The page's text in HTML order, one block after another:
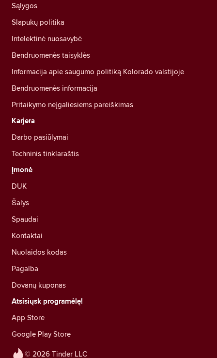
© 2026 Tinder LLC
Sąlygos
Slapukų politika
Intelektinė nuosavybė
Bendruomenės taisyklės
Informacija apie saugumo politiką Kolorado valstijoje
Bendruomenės informacija
Pritaikymo neįgaliesiems pareiškimas
Karjera
Darbo pasiūlymai
Techninis tinklaraštis
Įmonė
DUK
Šalys
Spaudai
Kontaktai
Nuolaidos kodas
Pagalba
Dovanų kuponas
Atsisiųsk programėlę!
App Store
Google Play Store